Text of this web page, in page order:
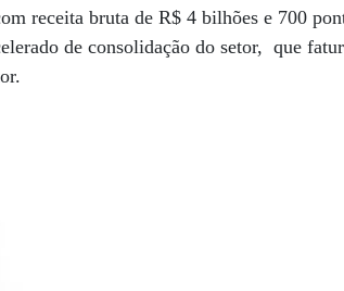
receita bruta de R$ 4 bilhões e 700
de consolidação do setor, que